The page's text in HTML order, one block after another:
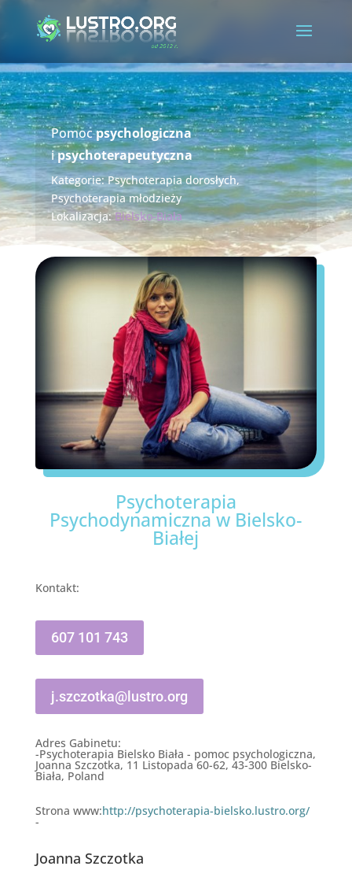
Pomocpsychologiczna
ipsychoterapeutyczna
Kategorie:Psychoterapia dorosłych,
Psychoterapia młodzieży
Lokalizacja:Bielsko-Biała
Psychoterapia
Psychodynamiczna w Bielsko-
Białej
Kontakt:
607 101 743
j.szczotka@lustro.org
Adres Gabinetu:
-Psychoterapia Bielsko Biała - pomoc psychologiczna,
Joanna Szczotka, 11 Listopada 60-62, 43-300 Bielsko-
Biała, Poland
Strona www:
-
http://psychoterapia-bielsko.lustro.org/
Joanna Szczotka